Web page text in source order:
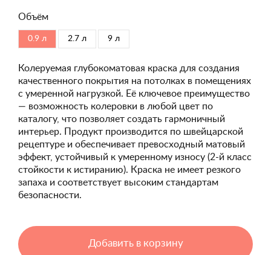
Объём
0.9 л 2.7 л 9 л
Колеруемая глубокоматовая краска для создания
качественного покрытия на потолках в помещениях
с умеренной нагрузкой. Её ключевое преимущество
— возможность колеровки в любой цвет по
каталогу, что позволяет создать гармоничный
интерьер. Продукт производится по швейцарской
рецептуре и обеспечивает превосходный матовый
эффект, устойчивый к умеренному износу (2-й класс
стойкости к истиранию). Краска не имеет резкого
запаха и соответствует высоким стандартам
безопасности.
Добавить в корзину